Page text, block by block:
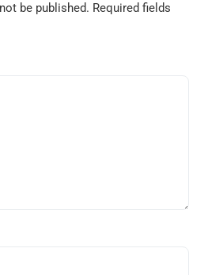
be published. Required fields